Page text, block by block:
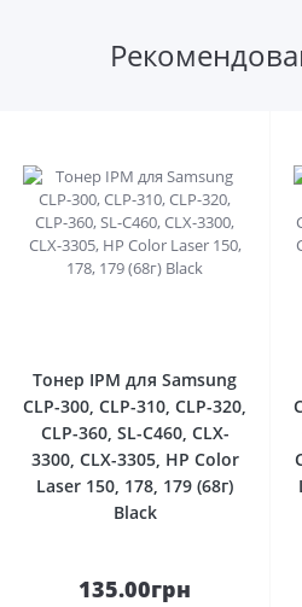
Тонер IPM для Samsung
CLP-300, CLP-310, CLP-320,
CLP-360, SL-C460, CLX-
3300, CLX-3305, HP Color
Laser 150, 178, 179 (68г)
Black
135.00грн